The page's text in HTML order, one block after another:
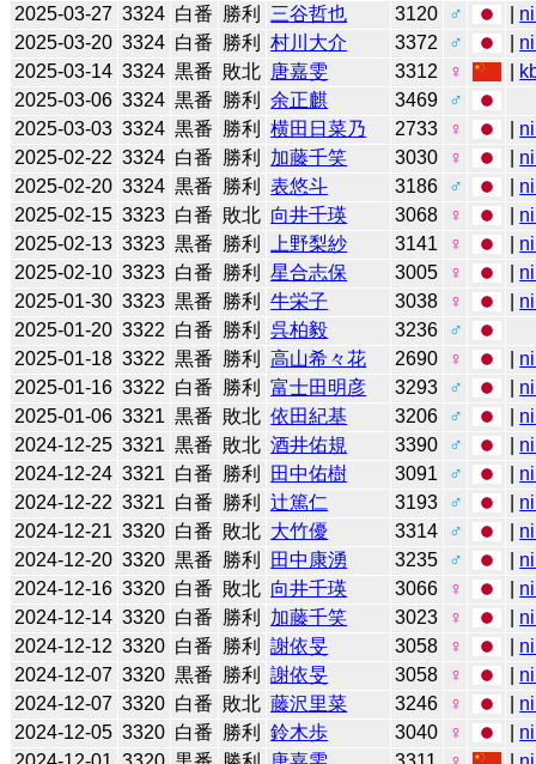
2025-03-27 3324 白番 勝利 三谷哲也 3120 ♂
2025-03-20 3324 白番 勝利 村川大介 3372 ♂
2025-03-14 3324 黒番 敗北 唐嘉雯 3312 ♀
2025-03-06 3324 黒番 勝利 余正麒 3469
♂
2025-03-03 3324 黒番 勝利 横田日菜乃 2733 ♀
2025-02-22 3324 白番 勝利 加藤千笑 3030 ♀
2025-02-20 3324 黒番 勝利 表悠斗 3186 ♂
2025-02-15 3323 白番 敗北 向井千瑛 3068 ♀
2025-02-13 3323 黒番 勝利 上野梨紗 3141 ♀
2025-02-10 3323 白番 勝利 星合志保 3005 ♀
2025-01-30 3323 黒番 勝利 牛栄子 3038 ♀
2025-01-20 3322 白番 勝利 呉柏毅 3236
♂
2025-01-18 3322 黒番 勝利 高山希々花 2690 ♀
2025-01-16 3322 白番 勝利 富士田明彦 3293 ♂
2025-01-06 3321 黒番 敗北 依田紀基 3206 ♂
2024-12-25 3321 黒番 敗北 酒井佑規 3390 ♂
2024-12-24 3321 白番 勝利 田中佑樹 3091 ♂
2024-12-22 3321 白番 勝利 辻󠄀篤仁 3193 ♂
2024-12-21 3320 白番 敗北 大竹優 3314 ♂
2024-12-20 3320 黒番 勝利 田中康湧 3235 ♂
2024-12-16 3320 白番 敗北 向井千瑛 3066 ♀
2024-12-14 3320 白番 勝利 加藤千笑 3023 ♀
2024-12-12 3320 白番 勝利 謝依旻 3058 ♀
2024-12-07 3320 黒番 勝利 謝依旻 3058 ♀
2024-12-07 3320 白番 敗北 藤沢里菜 3246 ♀
2024-12-05 3320 白番 勝利 鈴木歩 3040 ♀